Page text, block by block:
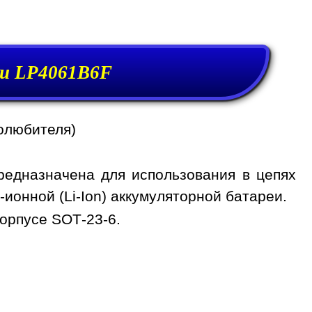
LP4061B6F
для использования в цепях
(Li-Ion) аккумуляторной батареи.
SOT-23-6.